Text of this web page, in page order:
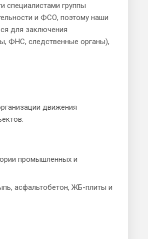
специалистами группы
и ФСО, поэтому наши
для заключения
ФНС, следственные органы),
движения
промышленных и
асфальтобетон, ЖБ-плиты и